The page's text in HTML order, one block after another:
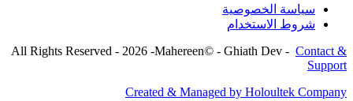
سياسة الخصوصية
شروط الاستخدام
All Rights Reserved - 2026 -Mahereen© - Ghiath Dev - Contact &
Support
Created & Managed by Holoultek Company